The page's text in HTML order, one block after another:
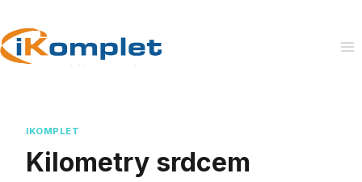
to
content
IKOMPLET
Kilometry srdcem